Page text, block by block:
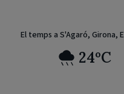
El temps a S'Agaró, Girona,
24ºC